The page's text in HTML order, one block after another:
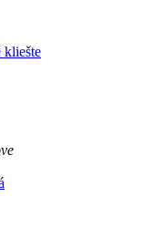
kliešte